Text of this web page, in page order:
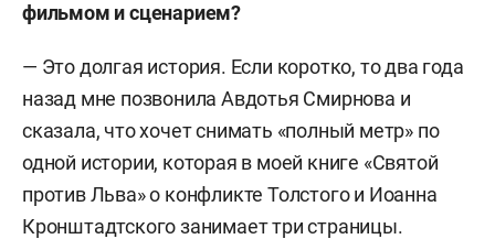
фильмом и сценарием?
— Это долгая история. Если коротко, то два года
назад мне позвонила Авдотья Смирнова и
сказала, что хочет снимать «полный метр» по
одной истории, которая в моей книге «Святой
против Льва» о конфликте Толстого и Иоанна
Кронштадтского занимает три страницы.